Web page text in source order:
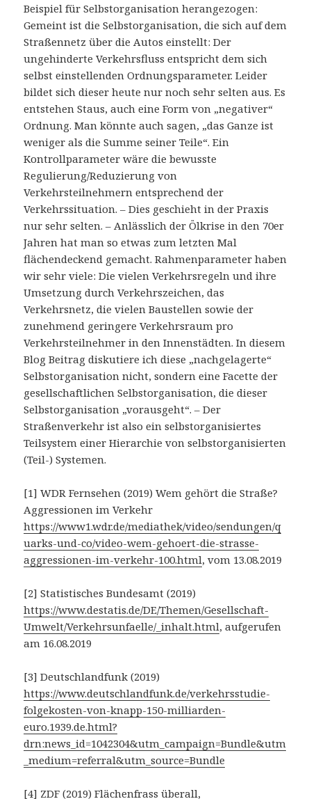
Beispiel für Selbstorganisation herangezogen:
Gemeint ist die Selbstorganisation, die sich auf dem
Straßennetz über die Autos einstellt: Der
ungehinderte Verkehrsfluss entspricht dem sich
selbst einstellenden Ordnungsparameter. Leider
bildet sich dieser heute nur noch sehr selten aus. Es
entstehen Staus, auch eine Form von „negativer“
Ordnung. Man könnte auch sagen, „das Ganze ist
weniger als die Summe seiner Teile“. Ein
Kontrollparameter wäre die bewusste
Regulierung/Reduzierung von
Verkehrsteilnehmern entsprechend der
Verkehrssituation. – Dies geschieht in der Praxis
nur sehr selten. – Anlässlich der Ölkrise in den 70er
Jahren hat man so etwas zum letzten Mal
flächendeckend gemacht. Rahmenparameter haben
wir sehr viele: Die vielen Verkehrsregeln und ihre
Umsetzung durch Verkehrszeichen, das
Verkehrsnetz, die vielen Baustellen sowie der
zunehmend geringere Verkehrsraum pro
Verkehrsteilnehmer in den Innenstädten. In diesem
Blog Beitrag diskutiere ich diese „nachgelagerte“
Selbstorganisation nicht, sondern eine Facette der
gesellschaftlichen Selbstorganisation, die dieser
Selbstorganisation „vorausgeht“. – Der
Straßenverkehr ist also ein selbstorganisiertes
Teilsystem einer Hierarchie von selbstorganisierten
(Teil-) Systemen.
[1] WDR Fernsehen (2019) Wem gehört die Straße?
Aggressionen im Verkehr
https://www1.wdr.de/mediathek/video/sendungen/q
uarks-und-co/video-wem-gehoert-die-strasse-
aggressionen-im-verkehr-100.html, vom 13.08.2019
[2] Statistisches Bundesamt (2019)
https://www.destatis.de/DE/Themen/Gesellschaft-
Umwelt/Verkehrsunfaelle/_inhalt.html, aufgerufen
am 16.08.2019
[3] Deutschlandfunk (2019)
https://www.deutschlandfunk.de/verkehrsstudie-
folgekosten-von-knapp-150-milliarden-
euro.1939.de.html?
drn:news_id=1042304&utm_campaign=Bundle&utm
_medium=referral&utm_source=Bundle
[4] ZDF (2019) Flächenfrass überall,